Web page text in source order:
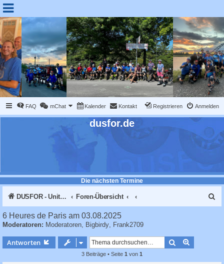
FAQ mChat Kalender Kontakt Anmelden
Registrieren
dusfor.de
Die nächsten Termine
DUSFOR - United Sk8 Nations :: Inline skaten in Düsseldorf Foren-Übersicht
6 Heures de Paris am 03.08.2025
Moderatoren: Moderatoren, Bigbirdy, Frank2709
Antworten Suche
3 Beiträge • Seite 1 von 1